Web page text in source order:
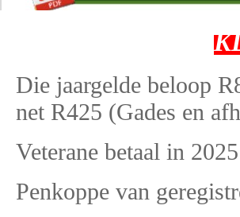
Die jaargelde beloop
net R425 (Gades en
Veterane betaal in
Penkoppe van